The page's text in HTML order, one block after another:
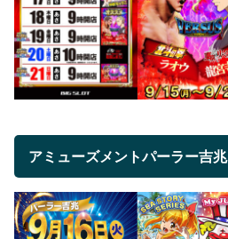
アミューズメントパーラー吉兆